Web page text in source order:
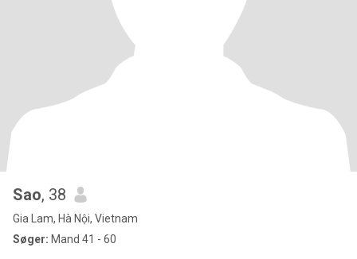
Sao, 38
Gia Lam, Hà Nội, Vietnam
Søger: Mand 41 - 60